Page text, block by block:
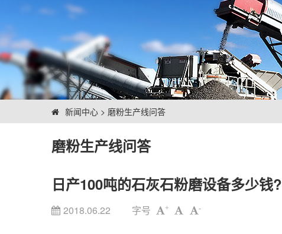
新闻中心 > 磨粉生产线问答
磨粉生产线问答
日产100吨的石灰石粉磨设备多少钱?
2018.06.22 字号 + -